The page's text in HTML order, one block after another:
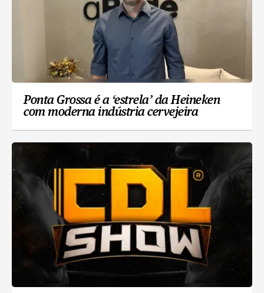
Ponta Grossa é a ‘estrela’ da Heineken
com moderna indústria cervejeira